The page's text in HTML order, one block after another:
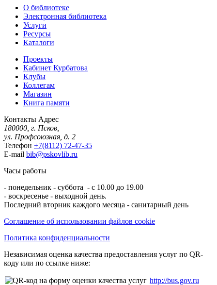
О библиотеке
Электронная библиотека
Услуги
Ресурсы
Каталоги
Проекты
Кабинет Курбатова
Клубы
Коллегам
Магазин
Книга памяти
Контакты Адрес
180000, г. Псков,
ул. Профсоюзная, д. 2
Телефон +7(8112) 72-47-35
E-mail bib@pskovlib.ru
Часы работы
- понедельник - суббота - с 10.00 до 19.00
- воскресенье - выходной день.
Последний вторник каждого месяца - санитарный день
Соглашение об использовании файлов cookie
Политика конфиденциальности
Независимая оценка качества предоставления услуг по QR-
коду или по ссылке ниже:
http://bus.gov.ru